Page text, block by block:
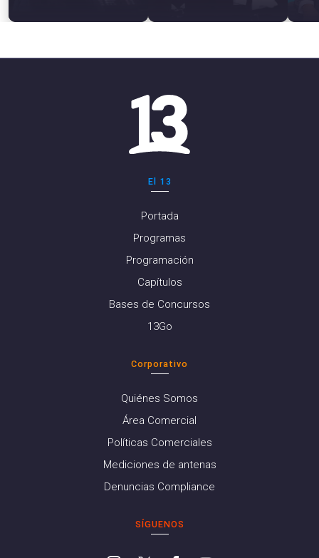
El 13
Portada
Programas
Programación
Capítulos
Bases de Concursos
13Go
Corporativo
Quiénes Somos
Área Comercial
Políticas Comerciales
Mediciones de antenas
Denuncias Compliance
SÍGUENOS